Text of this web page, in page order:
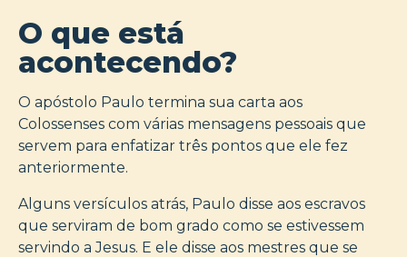
O que está
acontecendo?
O apóstolo Paulo termina sua carta aos
Colossenses com várias mensagens pessoais que
servem para enfatizar três pontos que ele fez
anteriormente.
Alguns versículos atrás, Paulo disse aos escravos
que serviram de bom grado como se estivessem
servindo a Jesus. E ele disse aos mestres que se